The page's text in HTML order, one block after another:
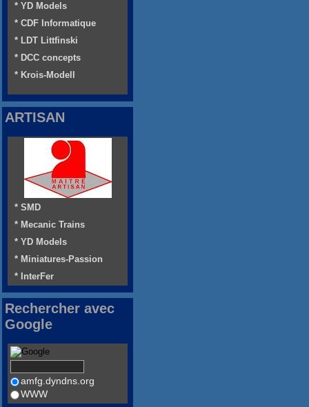
* YD Models
* CDF Informatique
* LDT Littfinski
* DCC concepts
* Krois-Modell
ARTISAN
* SMD
* Mecanic Trains
* YD Models
* Miniatures-Passion
* InterFer
Rechercher avec
Google
amfg.dyndns.org
WWW